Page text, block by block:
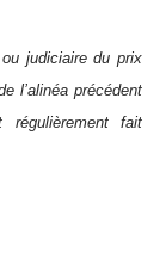
judiciaire du prix
l’alinéa précédent
fait